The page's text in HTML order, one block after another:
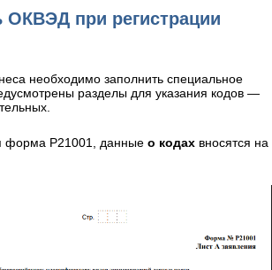
ОКВЭД при регистрации
необходимо заполнить специальное
разделы для указания кодов —
форма Р21001, данные о кодах вносятся на